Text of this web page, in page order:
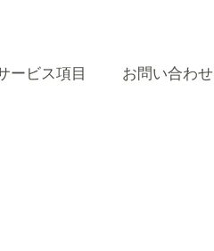
ービス項目 お問い合わせ